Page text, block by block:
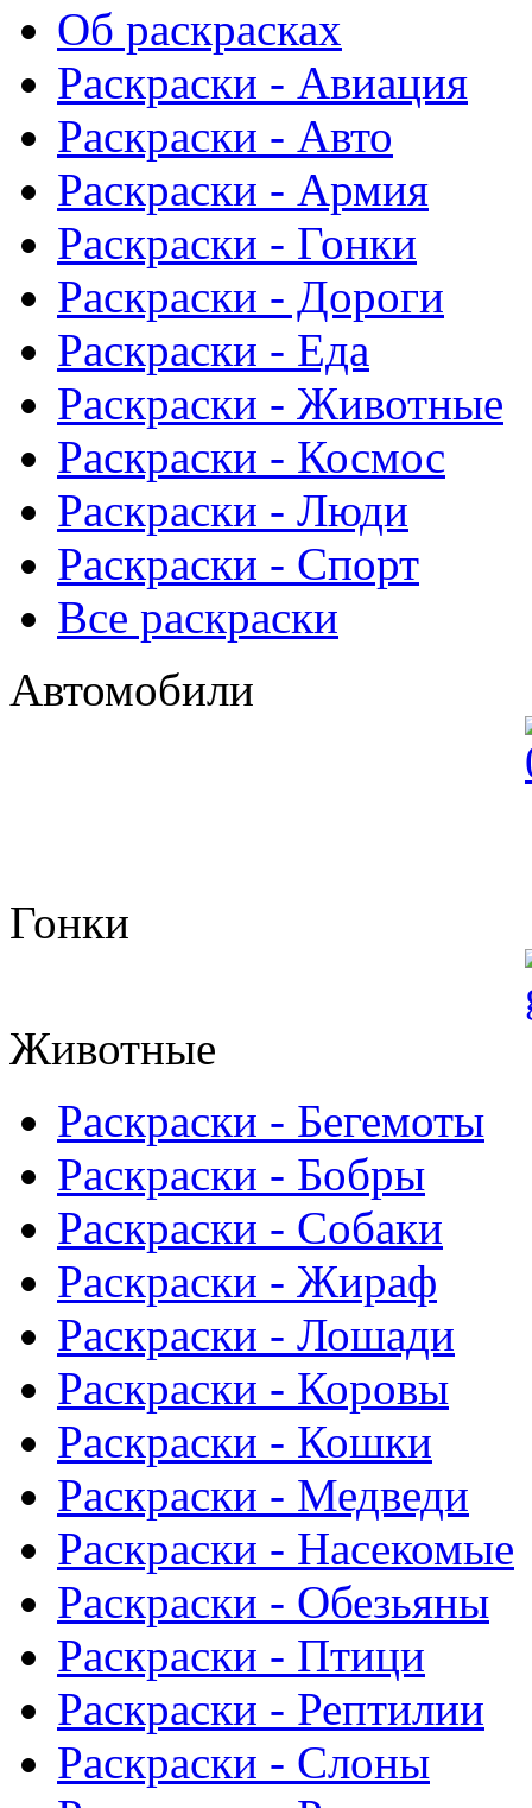
Об раскрасках
Раскраски - Авиация
Раскраски - Авто
Раскраски - Армия
Раскраски - Гонки
Раскраски - Дороги
Раскраски - Еда
Раскраски - Животныe
Раскраски - Космос
Раскраски - Люди
Раскраски - Спорт
Все раскраски
Автомобили
Гонки
Животные
Раскраски - Бегемоты
Раскраски - Бобры
Раскраски - Собаки
Раскраски - Жираф
Раскраски - Лошади
Раскраски - Коровы
Раскраски - Кошки
Раскраски - Медведи
Раскраски - Насекомые
Раскраски - Обезьяны
Раскраски - Птици
Раскраски - Рептилии
Раскраски - Слоны